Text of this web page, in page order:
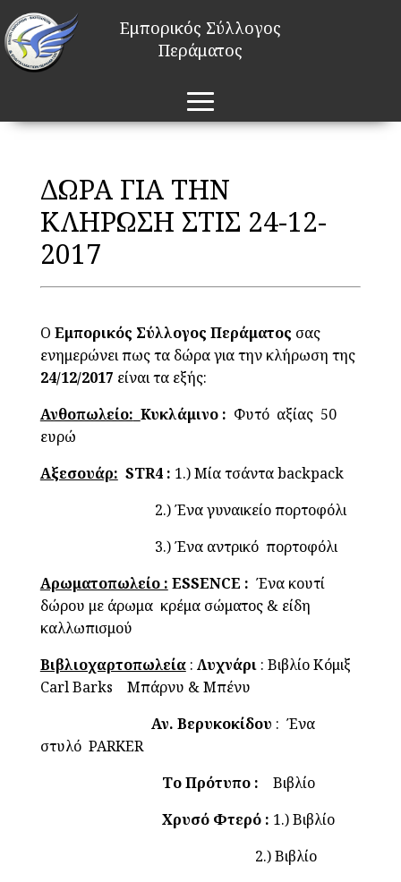
Εμπορικός Σύλλογος
Περάματος
ΔΩΡΑ ΓΙΑ ΤΗΝ
ΚΛΗΡΩΣΗ ΣΤΙΣ 24-12-
2017
Ο Εμπορικός Σύλλογος Περάματος σας
ενημερώνει πως τα δώρα για την κλήρωση της
24/12/2017 είναι τα εξής:
Ανθοπωλείο: Κυκλάμινο : Φυτό αξίας 50
ευρώ
Αξεσουάρ: STR4 : 1.) Μία τσάντα backpack
2.) Ένα γυναικείο πορτοφόλι
3.) Ένα αντρικό πορτοφόλι
Αρωματοπωλείο : ESSENCE : Ένα κουτί
δώρου με άρωμα κρέμα σώματος & είδη
καλλωπισμού
Βιβλιοχαρτοπωλεία: Λυχνάρι: Βιβλίο Κόμιξ
Carl Barks Μπάρνυ & Μπένυ
Αν. Βερυκοκίδου : Ένα
στυλό PARKER
Το Πρότυπο :
Βιβλίο
Χρυσό Φτερό : 1.) Βιβλίο
2.) Βιβλίο